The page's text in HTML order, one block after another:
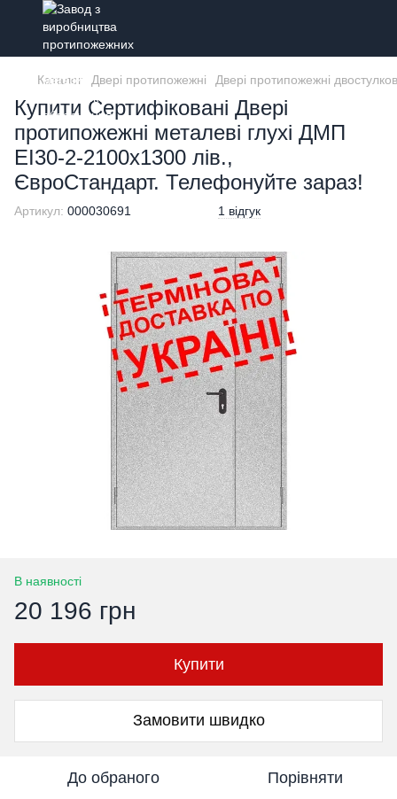
Каталог Двері протипожежні Двері протипожежні
Купити Сертифіковані Двері
протипожежні металеві глухі ДМП
ЕІ30-2-2100х1300 лів.,
ЄвроСтандарт. Телефонуйте зараз!
Артикул: 000030691 1 відгук
В наявності
20 196 грн
Купити
Замовити швидко
До обраного Порівняти